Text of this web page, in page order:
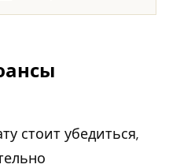
стоит убедиться,